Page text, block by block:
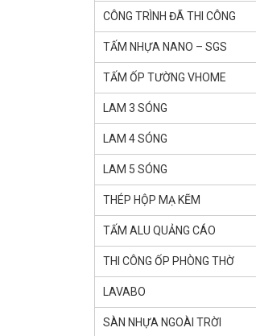
CÔNG TRÌNH ĐÃ THI CÔNG
TẤM NHỰA NANO – SGS
TẤM ỐP TƯỜNG VHOME
LAM 3 SÓNG
LAM 4 SÓNG
LAM 5 SÓNG
THÉP HỘP MẠ KẼM
TẤM ALU QUẢNG CÁO
THI CÔNG ỐP PHÒNG THỜ
LAVABO
SÀN NHỰA NGOÀI TRỜI